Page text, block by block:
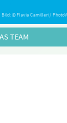
Bild: © Flavia Camilleri /
TEAM